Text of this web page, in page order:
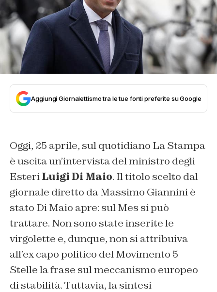
Aggiungi Giornalettismo tra le tue fonti preferite su Google
Oggi, 25 aprile, sul quotidiano La Stampa
è uscita un’intervista del ministro degli
EsteriLuigi Di Maio. Il titolo scelto dal
giornale diretto da Massimo Giannini è
stato Di Maio apre: sul Mes si può
trattare. Non sono state inserite le
virgolette e, dunque, non si attribuiva
all’ex capo politico del Movimento 5
Stelle la frase sul meccanismo europeo
di stabilità. Tuttavia, la sintesi